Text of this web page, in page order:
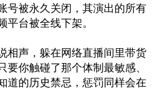
号被永久关闭，其演出的所有
平台被全线下架。
相声，躲在网络直播间里带货
要你触碰了那个体制最敏感、
道的历史禁忌，惩罚同样会在